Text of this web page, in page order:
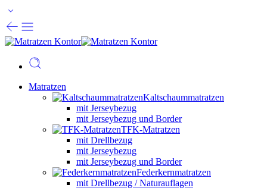
Matratzen
Kaltschaummatratzen
mit Jerseybezug
mit Jerseybezug und Border
TFK-Matratzen
mit Drellbezug
mit Jerseybezug
mit Jerseybezug und Border
Federkernmatratzen
mit Drellbezug / Naturauflagen